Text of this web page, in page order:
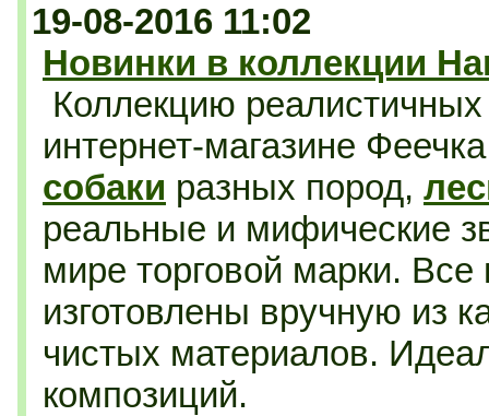
19-08-2016 11:02
Новинки в коллекции
Коллекцию
интернет-магазине
собаки разных пород,
реальные и мифические
мире торговой марки. Все
изготовлены вручную из
чистых материалов.
композиций.